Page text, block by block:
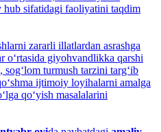
hub sifatidagi faoliyatini taqdim
zararli illatlardan asrashga
o‘rtasida giyohvandlikka qarshi
turmush tarzini targ‘ib
ijtimoiy loyihalarni amalga
qo‘yish masalalarini